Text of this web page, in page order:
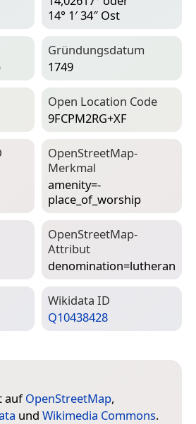
14° 1′ 34″ Ost
Gründungsdatum
1749
Open Location Code
9FCPM2RG+XF
Open­Street­Map-
Merkmal
amenity=­
place_of_worship
Open­Street­Map-
Attribut
denomination=­lutheran
Wiki­data ID
Q10438428
aufOpenStreetMap,
und Wikimedia Commons.